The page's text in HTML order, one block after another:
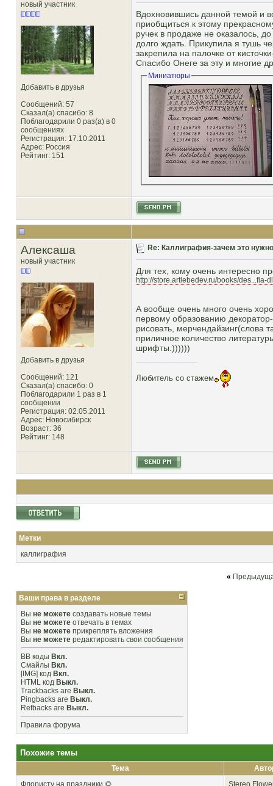
новый участник
Добавить в друзья
Сообщений: 57
Сказал(а) спасибо: 8
Поблагодарили 0 раз(а) в 0
сообщениях
Регистрация: 17.10.2011
Адрес: Россия
Рейтинг: 151
Вдохновившись данной темой и
приобщиться к этому
ручек в продаже не оказалось,
долго ждать. Прикупила я тушь
закрепила на палочке от
Спасибо Онеге за эту и многие
Миниатюры
Алексаша
новый участник
Добавить в друзья
Сообщений: 121
Сказал(а) спасибо: 0
Поблагодарили 1 раз в 1
сообщении
Регистрация: 02.05.2011
Адрес: Новосибирск
Возраст: 36
Рейтинг: 148
Re: Каллиграфия-зачем это
Для тех, кому очень интересно
http://store.artlebedev.ru/books/des...fia-
А вообще очень много очень
первому образованию
рисовать, мерчендайзинг(слова
приличное количество
шрифты.))))))
Любитель со стажем
Метки
каллиграфия
«
Ваши права в разделе
Вы не можете создавать новые темы
Вы не можете отвечать в темах
Вы не можете прикреплять вложения
Вы не можете редактировать свои сообщения
BB коды Вкл.
Смайлы Вкл.
[IMG] код Вкл.
HTML код Выкл.
Trackbacks are Выкл.
Pingbacks are Выкл.
Refbacks are Выкл.
Правила форума
Похожие темы
Тема
Флористу на праздники 🌻
Stereo